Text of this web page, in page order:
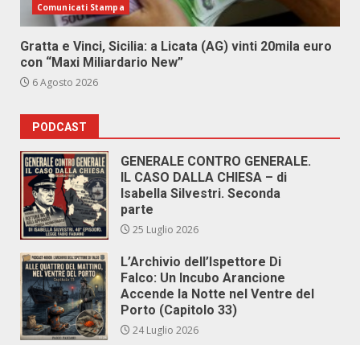
Comunicati Stampa
Gratta e Vinci, Sicilia: a Licata (AG) vinti 20mila euro
con “Maxi Miliardario New”
6 Agosto 2026
PODCAST
GENERALE CONTRO GENERALE.
IL CASO DALLA CHIESA – di
Isabella Silvestri. Seconda
parte
25 Luglio 2026
L’Archivio dell’Ispettore Di
Falco: Un Incubo Arancione
Accende la Notte nel Ventre del
Porto (Capitolo 33)
24 Luglio 2026